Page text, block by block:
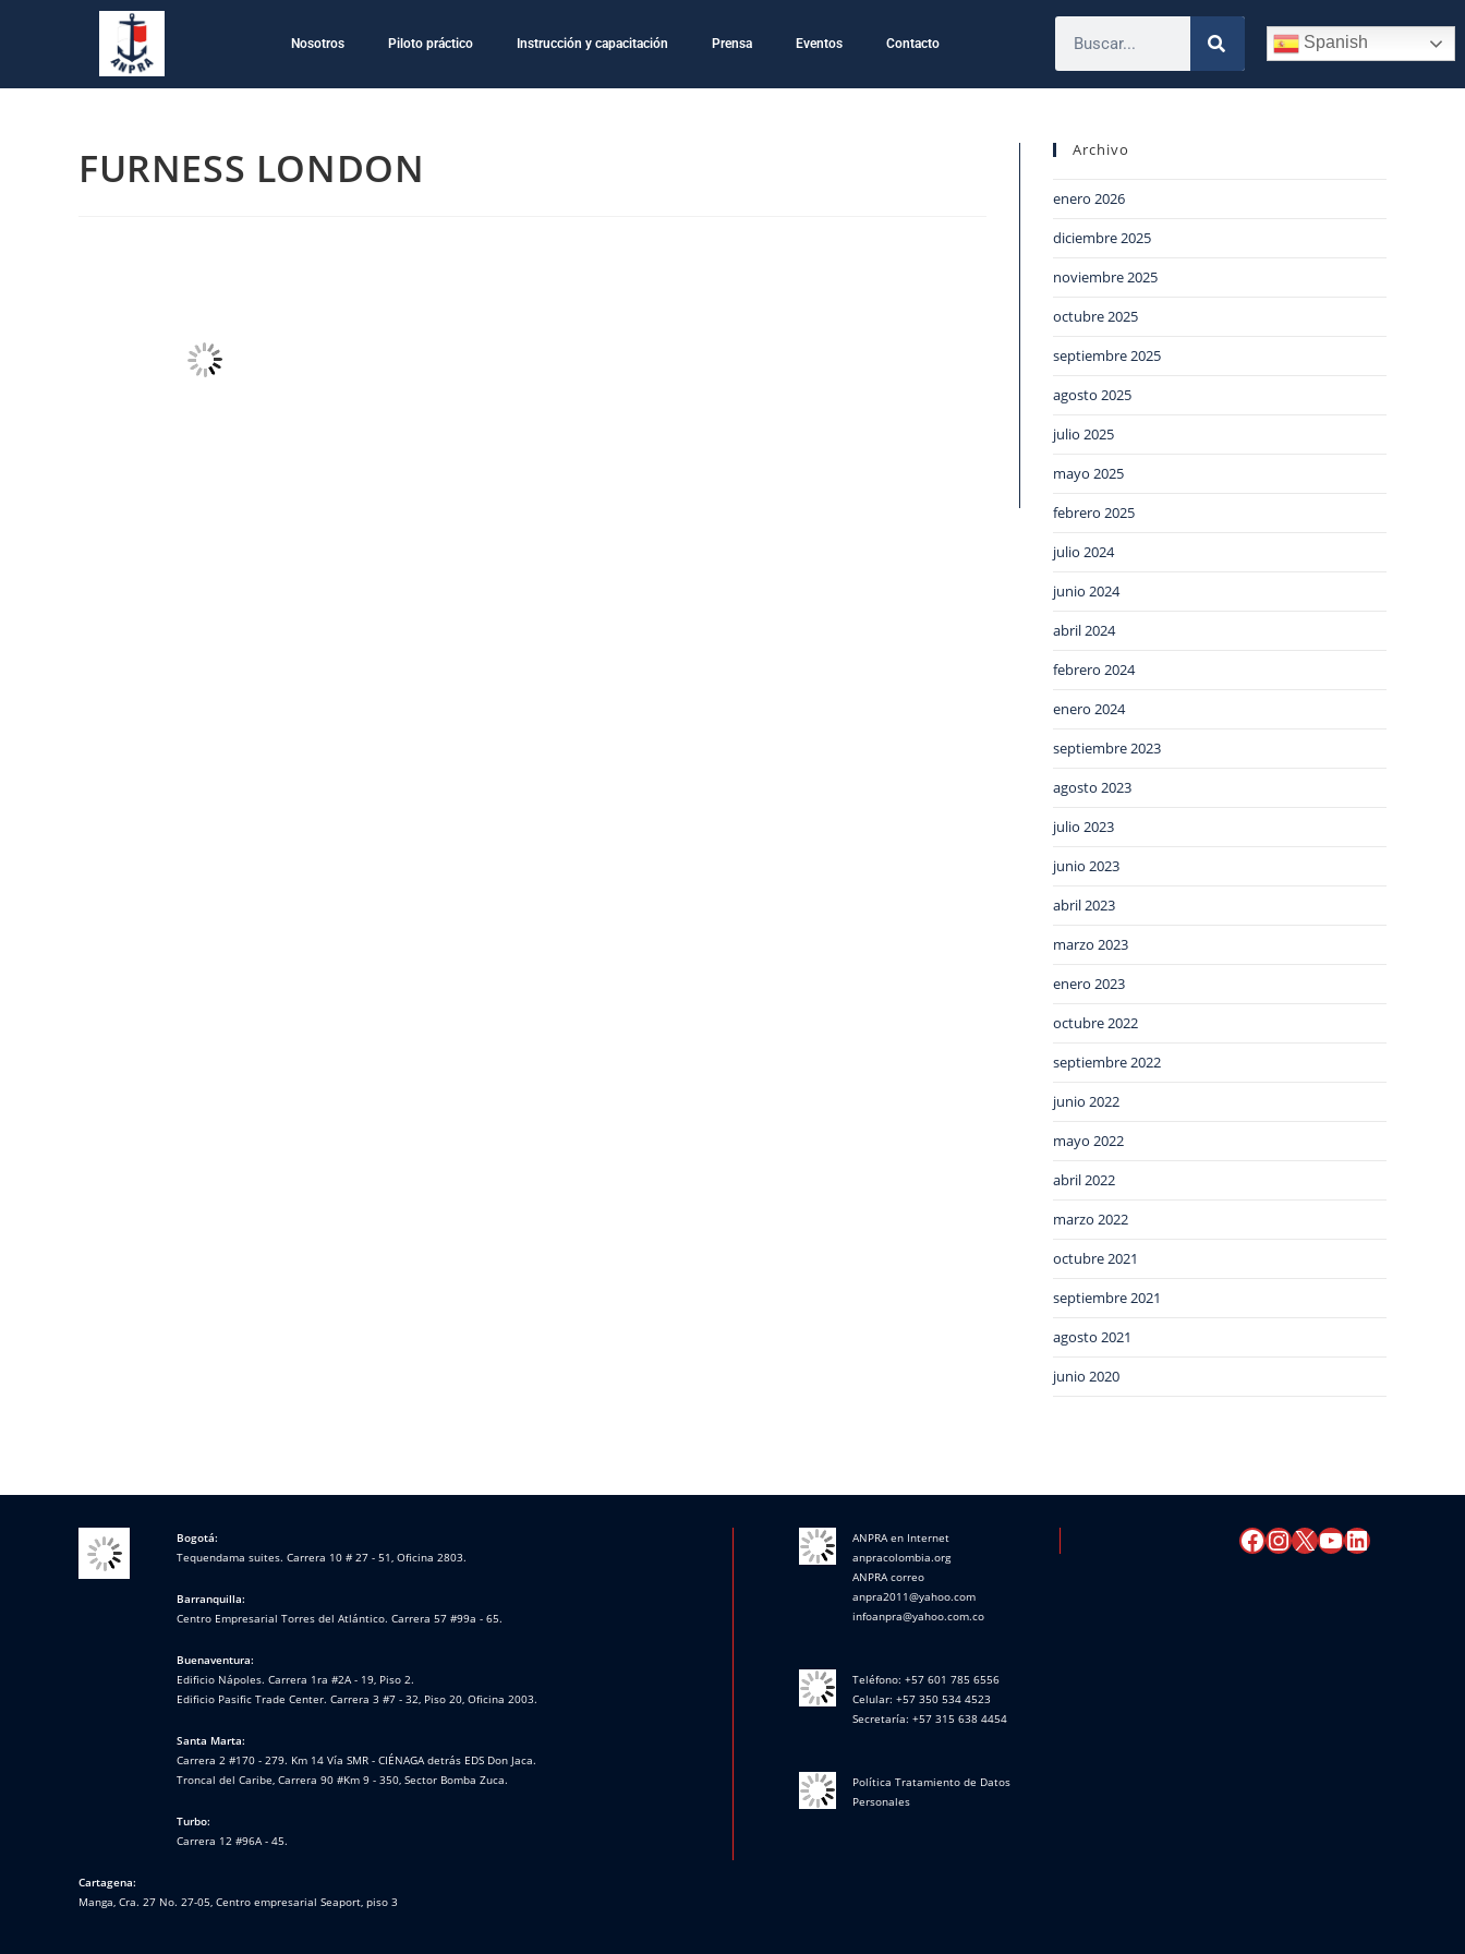
Nosotros Piloto práctico Instrucción y capacitación Prensa Eventos Contacto Spanish
FURNESS LONDON Archivo
enero 2026
diciembre 2025
noviembre 2025
octubre 2025
septiembre 2025
agosto 2025
julio 2025
mayo 2025
febrero 2025
julio 2024
junio 2024
abril 2024
febrero 2024
enero 2024
septiembre 2023
agosto 2023
julio 2023
junio 2023
abril 2023
marzo 2023
enero 2023
octubre 2022
septiembre 2022
junio 2022
mayo 2022
abril 2022
marzo 2022
octubre 2021
septiembre 2021
agosto 2021
junio 2020
Bogotá:
Tequendama suites. Carrera 10 # 27 - 51, Oficina 2803.
Barranquilla:
Centro Empresarial Torres del Atlántico. Carrera 57 #99a - 65.
Buenaventura:
Edificio Nápoles. Carrera 1ra #2A - 19, Piso 2.
Edificio Pasific Trade Center. Carrera 3 #7 - 32, Piso 20, Oficina 2003.
Santa Marta:
Carrera 2 #170 - 279. Km 14 Vía SMR - CIÉNAGA detrás EDS Don Jaca.
Troncal del Caribe, Carrera 90 #Km 9 - 350, Sector Bomba Zuca.
Turbo:
Carrera 12 #96A - 45.
Cartagena:
Manga, Cra. 27 No. 27-05, Centro empresarial Seaport, piso 3
ANPRA en Internet
anpracolombia.org
ANPRA correo
anpra2011@yahoo.com
infoanpra@yahoo.com.co
Teléfono: +57 601 785 6556
Celular: +57 350 534 4523
Secretaría: +57 315 638 4454
Política Tratamiento de Datos
Personales